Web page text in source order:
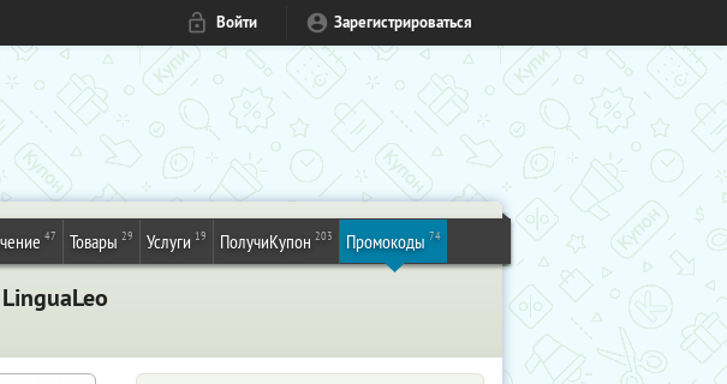
Войти Зарегистрироваться
47 Товары 29 Услуги 19 ПолучиКупон 203 Промокоды 74